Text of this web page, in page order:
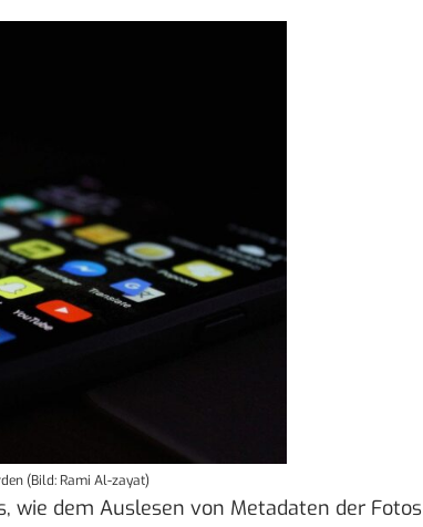
(Bild: Rami Al-zayat)
wie dem Auslesen von Metadaten der Fotos